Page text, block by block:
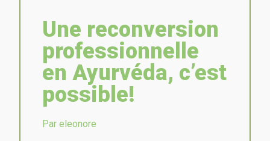
Une reconversion
professionnelle
en Ayurvéda, c’est
possible!
Par eleonore